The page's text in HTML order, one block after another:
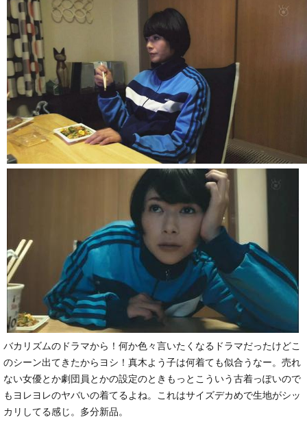
バカリズムのドラマから！何か色々言いたくなるドラマだったけどこ
のシーン出てきたからヨシ！真木よう子は何着ても似合うなー。売れ
ない女優とか劇団員とかの設定のときもっとこういう古着っぽいので
もヨレヨレのヤバいの着てるよね。これはサイズデカめで生地がシッ
カリしてる感じ。多分新品。